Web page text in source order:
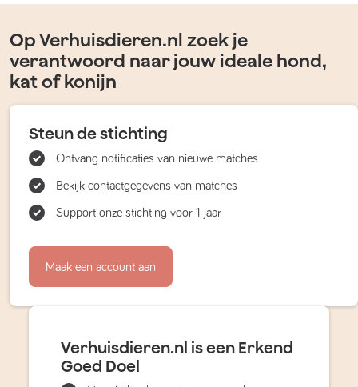
Op Verhuisdieren.nl zoek je
verantwoord naar jouw ideale hond,
kat of konijn
Steun de stichting
Ontvang notificaties van nieuwe matches
Bekijk contactgegevens van matches
Support onze stichting voor 1 jaar
Maak een account aan
Verhuisdieren.nl is een Erkend
Goed Doel